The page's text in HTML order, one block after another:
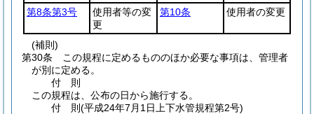
第8条第3号
使用者等の変
更
第10条 使用者の変更
(補則)
第30条
この規程に定めるもののほか必要な事項は、管理者
が別に定める。
付 則
この規程は、公布の日から施行する。
付 則(平成24年7月1日 上下水管規程第2号)